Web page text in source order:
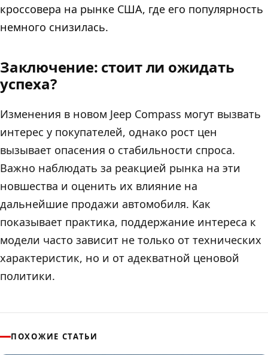
кроссовера на рынке США, где его популярность
немного снизилась.
Заключение: стоит ли ожидать
успеха?
Изменения в новом Jeep Compass могут вызвать
интерес у покупателей, однако рост цен
вызывает опасения о стабильности спроса.
Важно наблюдать за реакцией рынка на эти
новшества и оценить их влияние на
дальнейшие продажи автомобиля. Как
показывает практика, поддержание интереса к
модели часто зависит не только от технических
характеристик, но и от адекватной ценовой
политики.
ПОХОЖИЕ СТАТЬИ